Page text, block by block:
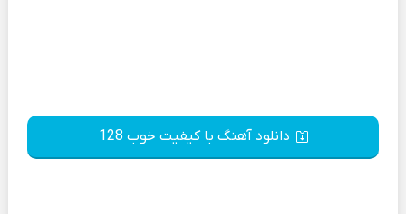
دانلود آهنگ با کیفیت خوب 128